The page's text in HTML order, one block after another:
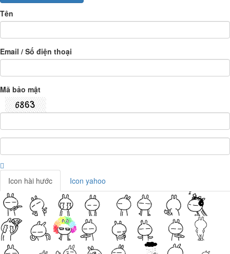
Tên
Email / Số điện thoại
Mã bảo mật
Icon hài hước Icon yahoo